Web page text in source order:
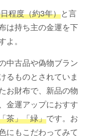
程度（約3年）と言
は持ち主の金運を下
。
中古品や偽物ブラン
るものとされていま
お財布で、新品の物
金運アップにおすす
茶」「緑」です。お
にもこだわってみて